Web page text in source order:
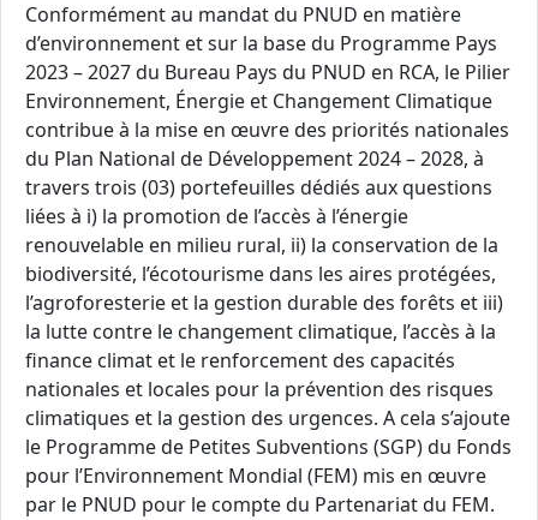
Conformément au mandat du PNUD en matière
d’environnement et sur la base du Programme Pays
2023 – 2027 du Bureau Pays du PNUD en RCA, le Pilier
Environnement, Énergie et Changement Climatique
contribue à la mise en œuvre des priorités nationales
du Plan National de Développement 2024 – 2028, à
travers trois (03) portefeuilles dédiés aux questions
liées à i) la promotion de l’accès à l’énergie
renouvelable en milieu rural, ii) la conservation de la
biodiversité, l’écotourisme dans les aires protégées,
l’agroforesterie et la gestion durable des forêts et iii)
la lutte contre le changement climatique, l’accès à la
finance climat et le renforcement des capacités
nationales et locales pour la prévention des risques
climatiques et la gestion des urgences. A cela s’ajoute
le Programme de Petites Subventions (SGP) du Fonds
pour l’Environnement Mondial (FEM) mis en œuvre
par le PNUD pour le compte du Partenariat du FEM.